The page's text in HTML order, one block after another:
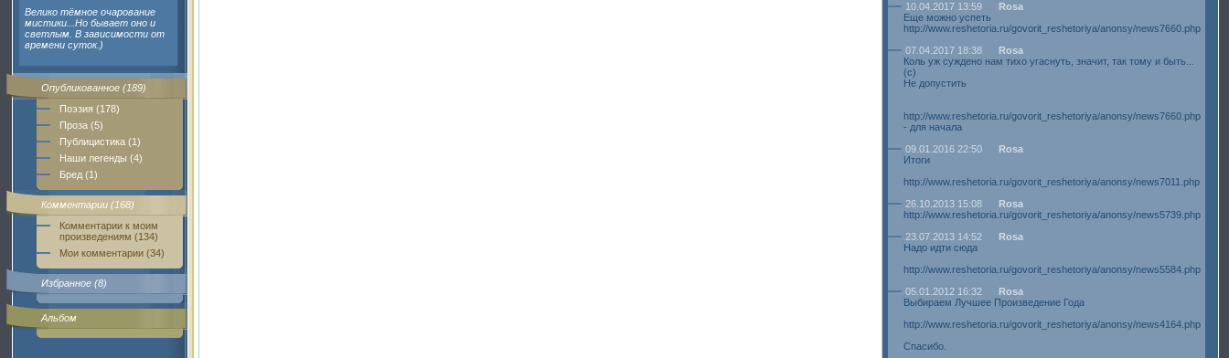
Велико тёмное очарование
мистики...Но бывает оно и
светлым. В зависимости от
времени суток.)
Опубликованное (189)
Поэзия (178)
Проза (5)
Публицистика (1)
Наши легенды (4)
Бред (1)
Комментарии (168)
Комментарии к моим
произведениям (134)
Мои комментарии (34)
Избранное (8)
Альбом
10.04.2017 13:59
Rosa
Еще можно успеть
http://www.reshetoria.ru/govorit_reshetoriya/anonsy/news7660.php
07.04.2017 18:38
Rosa
Коль уж суждено нам тихо угаснуть, значит, так тому и быть...
(с)
Не допустить
http://www.reshetoria.ru/govorit_reshetoriya/anonsy/news7660.php
- для начала
09.01.2016 22:50
Rosa
Итоги
http://www.reshetoria.ru/govorit_reshetoriya/anonsy/news7011.php
26.10.2013 15:08
Rosa
http://www.reshetoria.ru/govorit_reshetoriya/anonsy/news5739.php
23.07.2013 14:52
Rosa
Надо идти сюда
http://www.reshetoria.ru/govorit_reshetoriya/anonsy/news5584.php
05.01.2012 16:32
Rosa
Выбираем Лучшее Произведение Года
http://www.reshetoria.ru/govorit_reshetoriya/anonsy/news4164.php
Спасибо.